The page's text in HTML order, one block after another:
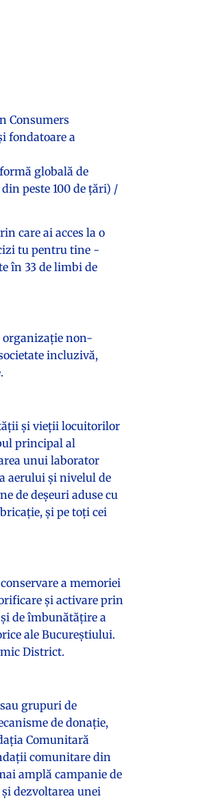
Consumers
fondatoare a
globală de
peste 100 de țări) /
care ai acces la o
tu pentru tine -
în 33 de limbi de
organizație non-
incluzivă,
şi vieţii locuitorilor
principal al
unui laborator
aerului şi nivelul de
de deşeuri aduse cu
şi pe toţi cei
a memoriei
și activare prin
de îmbunătățire a
ale Bucureștiului.
District.
grupuri de
de donație,
Comunitară
comunitare din
amplă campanie de
dezvoltarea unei